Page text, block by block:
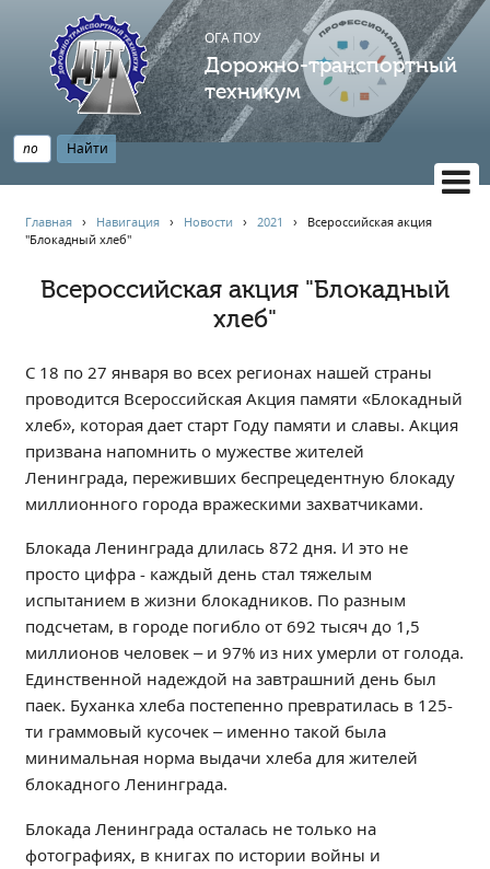
ОГА ПОУ
Дорожно-транспортный
техникум
НАВИГАЦИЯ
Главная
Опрос по качеству образования
Новости
Наблюдательный совет
Информация
Независимая оценка качества
Профориентация
Обращения онлайн
Контакты
Региональный центр по профилактике ДДТТ
Учебно-производственный комплекс
Центр карьеры
Противодействие коррупции
Всероссийское чемпионатное движение
Региональная инновационная площадка
СВЕДЕНИЯ ОБ ОБРАЗОВАТЕЛЬНОЙ ОРГАНИЗАЦИИ
Главная › Навигация › Новости ›2021 › Всероссийская акция
"Блокадный хлеб"
Всероссийская акция "Блокадный
хлеб"
С 18 по 27 января во всех регионах нашей страны
проводится Всероссийская Акция памяти «Блокадный
хлеб», которая дает старт Году памяти и славы. Акция
призвана напомнить о мужестве жителей
Ленинграда, переживших беспрецедентную блокаду
миллионного города вражескими захватчиками.
Блокада Ленинграда длилась 872 дня. И это не
просто цифра - каждый день стал тяжелым
испытанием в жизни блокадников. По разным
подсчетам, в городе погибло от 692 тысяч до 1,5
миллионов человек – и 97% из них умерли от голода.
Единственной надеждой на завтрашний день был
паек. Буханка хлеба постепенно превратилась в 125-
ти граммовый кусочек – именно такой была
минимальная норма выдачи хлеба для жителей
блокадного Ленинграда.
Блокада Ленинграда осталась не только на
фотографиях, в книгах по истории войны и